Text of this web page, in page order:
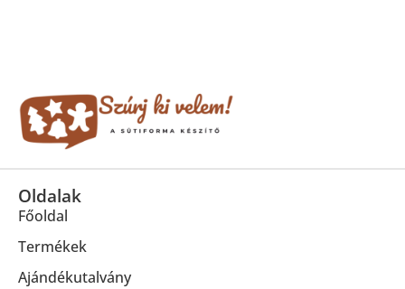
Oldalak
Főoldal
Termékek
Ajándékutalvány